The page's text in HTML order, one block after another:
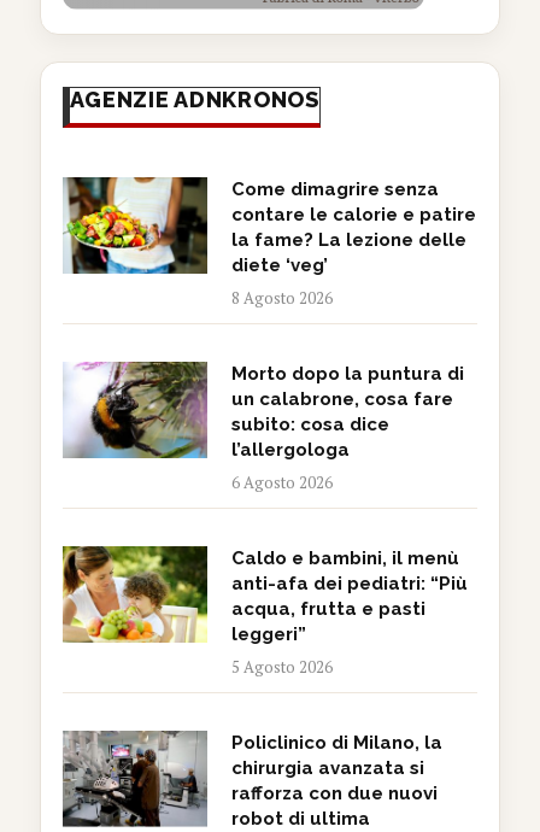
AGENZIE ADNKRONOS
Come dimagrire senza
contare le calorie e patire
la fame? La lezione delle
diete ‘veg’
8 Agosto 2026
Morto dopo la puntura di
un calabrone, cosa fare
subito: cosa dice
l’allergologa
6 Agosto 2026
Caldo e bambini, il menù
anti-afa dei pediatri: “Più
acqua, frutta e pasti
leggeri”
5 Agosto 2026
Policlinico di Milano, la
chirurgia avanzata si
rafforza con due nuovi
robot di ultima